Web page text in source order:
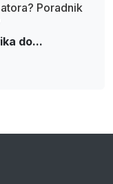
Poradnik
do...